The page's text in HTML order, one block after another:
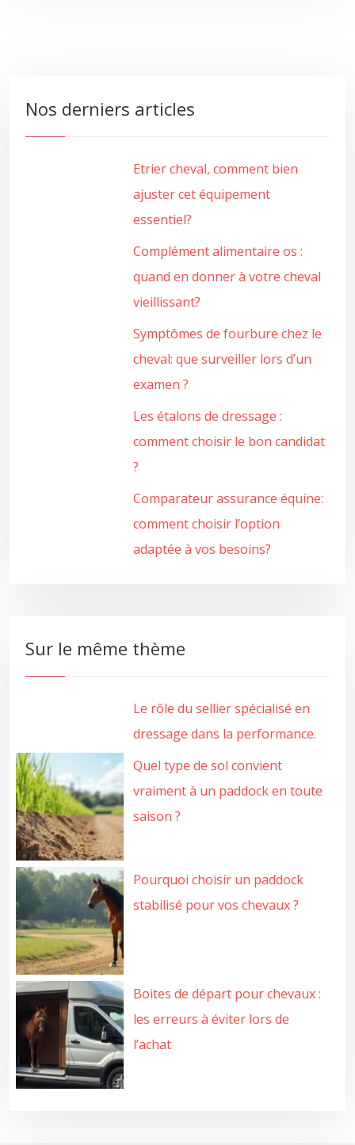
Nos derniers articles
Etrier cheval, comment bien
ajuster cet équipement
essentiel?
Complément alimentaire os :
quand en donner à votre cheval
vieillissant?
Symptômes de fourbure chez le
cheval: que surveiller lors d’un
examen ?
Les étalons de dressage :
comment choisir le bon candidat
?
Comparateur assurance équine:
comment choisir l’option
adaptée à vos besoins?
Sur le même thème
Le rôle du sellier spécialisé en
dressage dans la performance.
Quel type de sol convient
vraiment à un paddock en toute
saison ?
Pourquoi choisir un paddock
stabilisé pour vos chevaux ?
Boites de départ pour chevaux :
les erreurs à éviter lors de
l’achat